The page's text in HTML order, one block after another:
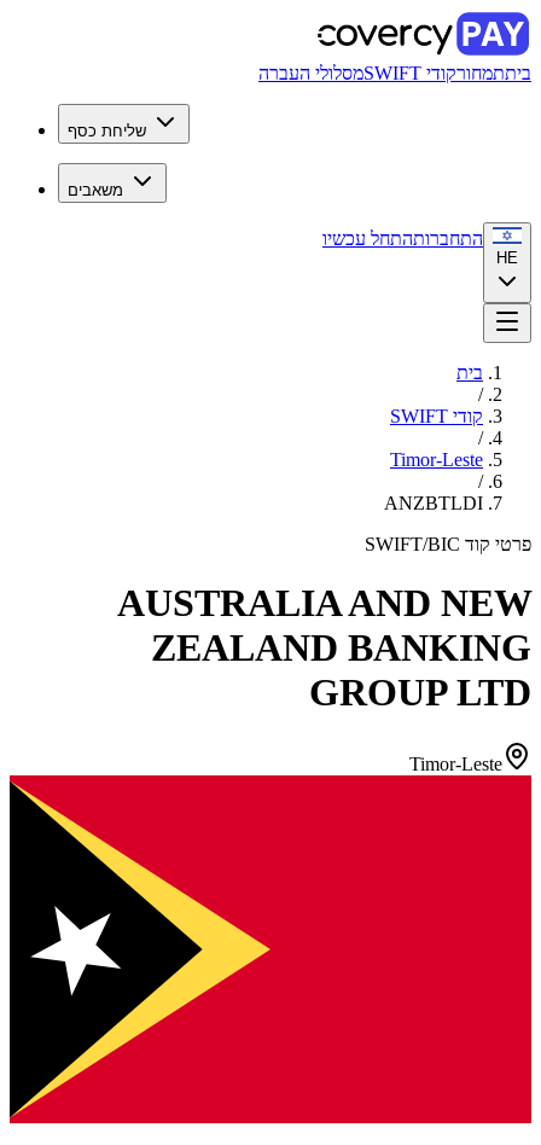
ביתתמחורקודי SWIFT מסלולי העברה
שליחת כסף
משאבים
HE
התחברותהתחל עכשיו
בית
/
קודי SWIFT
/
Timor-Leste
/
ANZBTLDI
פרטי קוד SWIFT/BIC
AUSTRALIA AND NEW
ZEALAND BANKING
GROUP LTD
Timor-Leste